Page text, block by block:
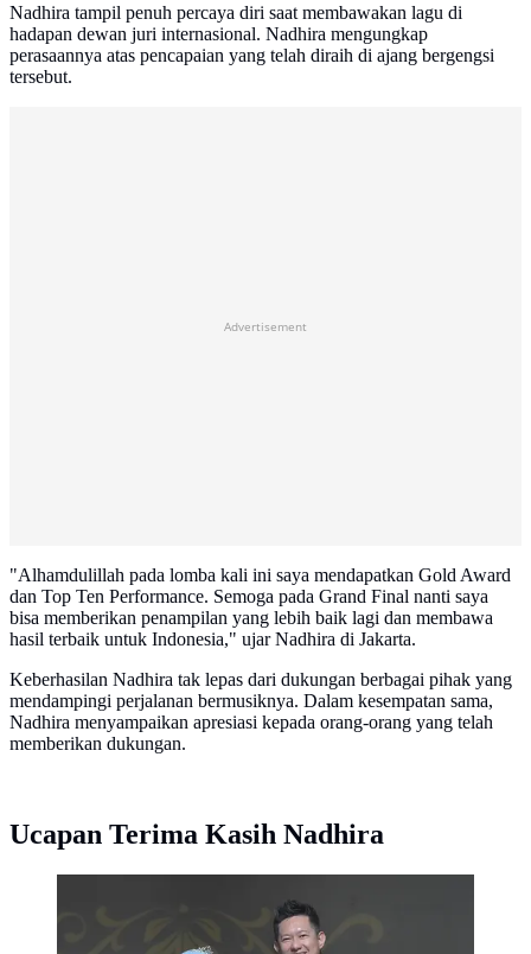
Nadhira tampil penuh percaya diri saat membawakan lagu di
hadapan dewan juri internasional. Nadhira mengungkap
perasaannya atas pencapaian yang telah diraih di ajang bergengsi
tersebut.
Advertisement
"Alhamdulillah pada lomba kali ini saya mendapatkan Gold Award
dan Top Ten Performance. Semoga pada Grand Final nanti saya
bisa memberikan penampilan yang lebih baik lagi dan membawa
hasil terbaik untuk Indonesia," ujar Nadhira di Jakarta.
Keberhasilan Nadhira tak lepas dari dukungan berbagai pihak yang
mendampingi perjalanan bermusiknya. Dalam kesempatan sama,
Nadhira menyampaikan apresiasi kepada orang-orang yang telah
memberikan dukungan.
Ucapan Terima Kasih Nadhira